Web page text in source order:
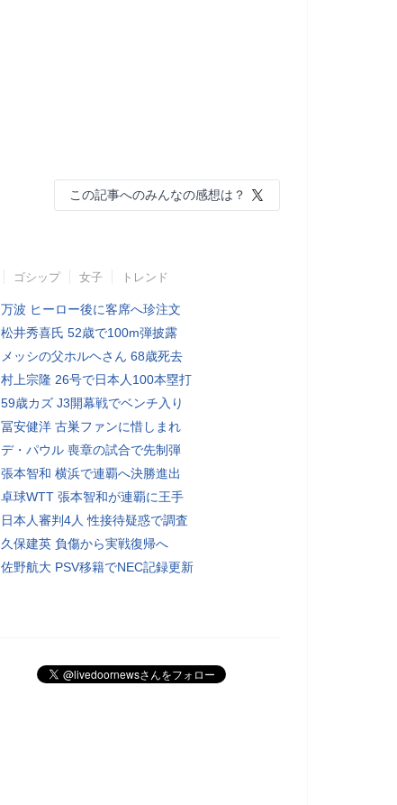
この記事へのみんなの感想は？
ゴシップ 女子 トレンド
万波 ヒーロー後に客席へ珍注文
松井秀喜氏 52歳で100m弾披露
メッシの父ホルヘさん 68歳死去
村上宗隆 26号で日本人100本塁打
59歳カズ J3開幕戦でベンチ入り
冨安健洋 古巣ファンに惜しまれ
デ・パウル 喪章の試合で先制弾
張本智和 横浜で連覇へ決勝進出
卓球WTT 張本智和が連覇に王手
日本人審判4人 性接待疑惑で調査
久保建英 負傷から実戦復帰へ
佐野航大 PSV移籍でNEC記録更新